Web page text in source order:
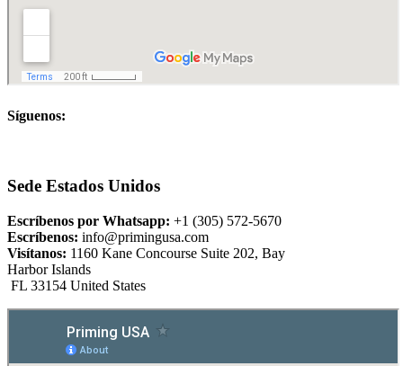
Síguenos:
Sede Estados Unidos
Escríbenos por Whatsapp: +1 (305) 572-5670
Escríbenos: info@primingusa.com
Visítanos: 1160 Kane Concourse Suite 202, Bay
Harbor Islands
FL 33154 United States